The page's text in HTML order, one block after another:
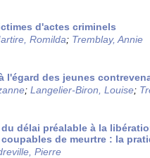
d'actes criminels
Romilda; Tremblay, Annie
l'égard des jeunes
; Langelier-Biron, Louise;
délai préalable à la
de meurtre : la
Pierre